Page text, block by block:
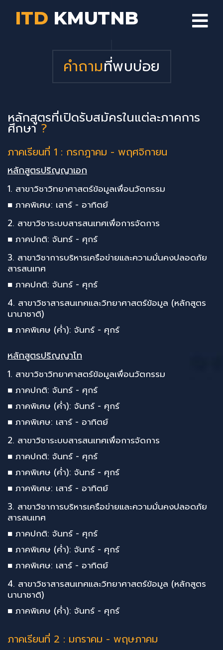
ITD KMUTNB
คำถามที่พบบ่อย
หลักสูตรที่เปิดรับสมัครในแต่ละภาคการ
ศึกษา ?
ภาคเรียนที่ 1 : กรกฎาคม - พฤศจิกายน
หลักสูตรปริญญาเอก
1. สาขาวิชาวิทยาศาสตร์ข้อมูลเพื่อนวัตกรรม
■ ภาคพิเศษ: เสาร์ - อาทิตย์
2. สาขาวิชาระบบสารสนเทศเพื่อการจัดการ
■ ภาคปกติ: จันทร์ - ศุกร์
3. สาขาวิชาการบริหารเครือข่ายและความมั่นคงปลอดภัย
สารสนเทศ
■ ภาคปกติ: จันทร์ - ศุกร์
4. สาขาวิชาสารสนเทศและวิทยาศาสตร์ข้อมูล (หลักสูตร
นานาชาติ)
■ ภาคพิเศษ (ค่ำ): จันทร์ - ศุกร์
หลักสูตรปริญญาโท
1. สาขาวิชาวิทยาศาสตร์ข้อมูลเพื่อนวัตกรรม
■ ภาคปกติ: จันทร์ - ศุกร์
■ ภาคพิเศษ (ค่ำ): จันทร์ - ศุกร์
■ ภาคพิเศษ: เสาร์ - อาทิตย์
2. สาขาวิชาระบบสารสนเทศเพื่อการจัดการ
■ ภาคปกติ: จันทร์ - ศุกร์
■ ภาคพิเศษ (ค่ำ): จันทร์ - ศุกร์
■ ภาคพิเศษ: เสาร์ - อาทิตย์
3. สาขาวิชาการบริหารเครือข่ายและความมั่นคงปลอดภัย
สารสนเทศ
■ ภาคปกติ: จันทร์ - ศุกร์
■ ภาคพิเศษ (ค่ำ): จันทร์ - ศุกร์
■ ภาคพิเศษ: เสาร์ - อาทิตย์
4. สาขาวิชาสารสนเทศและวิทยาศาสตร์ข้อมูล (หลักสูตร
นานาชาติ)
■ ภาคพิเศษ (ค่ำ): จันทร์ - ศุกร์
ภาคเรียนที่ 2 : มกราคม - พฤษภาคม